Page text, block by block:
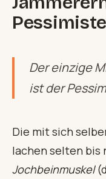
Der einzige
ist der
Die mit sich
lachen selten bis
Jochbeinmuskel